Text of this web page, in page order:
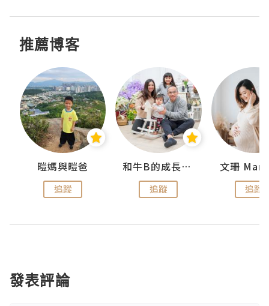
推薦博客
暟媽與暟爸
追蹤
和牛B的成長日記
追蹤
文珊
追蹤
發表評論